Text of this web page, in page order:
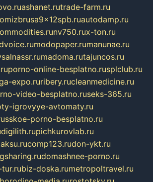
ashanet.rutrade-farm.ru
autodamp.ru
nv750.rux-ton.ru
modopaper.rumanunae.ru
madoma.rutajuncos.ru
porno-online-besplatno.rusplclub.ru
expo.ruribery.rucleanmedicine.ru
video-besplatno.ruseks-365.ru
igrovyye-avtomaty.ru
porno-besplatno.ru
digilith.rupichkurovlab.ru
comp123.rudon-ykt.ru
domashnee-porno.ru
biz-doska.rumetropoltravel.ru